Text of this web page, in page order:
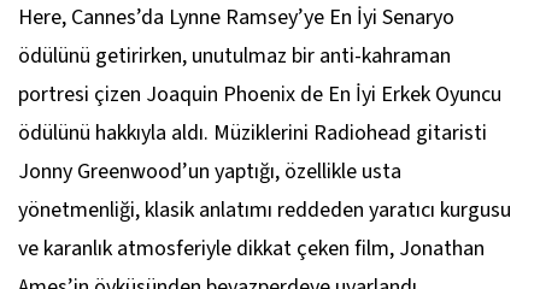
Here, Cannes’da Lynne Ramsey’ye En İyi Senaryo
ödülünü getirirken, unutulmaz bir anti-kahraman
portresi çizen Joaquin Phoenix de En İyi Erkek Oyuncu
ödülünü hakkıyla aldı. Müziklerini Radiohead gitaristi
Jonny Greenwood’un yaptığı, özellikle usta
yönetmenliği, klasik anlatımı reddeden yaratıcı kurgusu
ve karanlık atmosferiyle dikkat çeken film, Jonathan